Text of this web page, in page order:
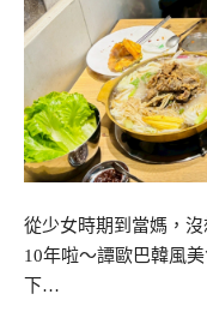
從少女時期到當媽，
10年啦～譚歐巴韓風
下…